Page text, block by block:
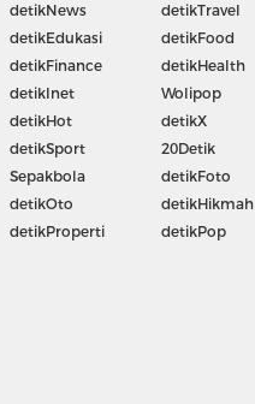
detikNews
detikEdukasi
detikFinance
detikInet
detikHot
detikSport
Sepakbola
detikOto
detikProperti
detikTravel
detikFood
detikHealth
Wolipop
detikX
20Detik
detikFoto
detikHikmah
detikPop